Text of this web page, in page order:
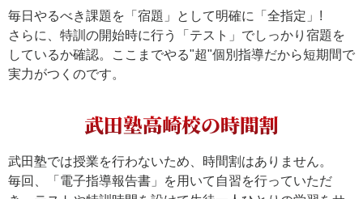
毎日やるべき課題を「宿題」として明確に「全指定」!
さらに、特訓の開始時に行う「テスト」でしっかり宿題を
しているか確認。ここまでやる"超"個別指導だから短期間で
実力がつくのです。
武田塾高崎校の時間割
武田塾では授業を行わないため、時間割はありません。
毎回、「電子指導報告書」を用いて自習を行っていただ